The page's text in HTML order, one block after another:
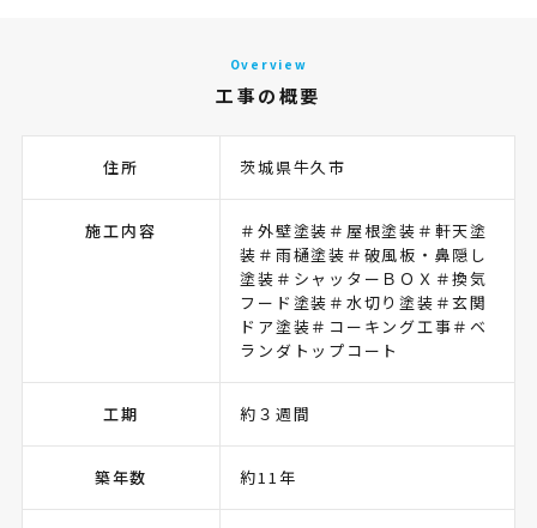
Overview
工事の概要
住所 茨城県牛久市
施工内容
＃外壁塗装＃屋根塗装＃軒天塗
装＃雨樋塗装＃破風板・鼻隠し
塗装＃シャッターＢＯＸ＃換気
フード塗装＃水切り塗装＃玄関
ドア塗装＃コーキング工事＃ベ
ランダトップコート
工期 約３週間
築年数 約11年